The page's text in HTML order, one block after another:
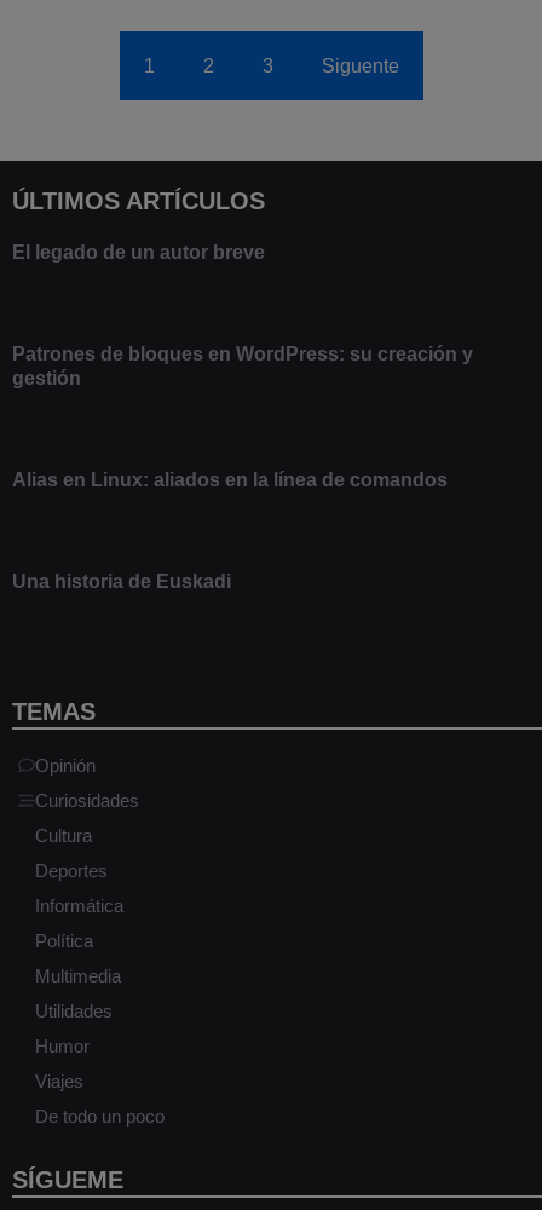
1 2 3 Siguente
ÚLTIMOS ARTÍCULOS
El legado de un autor breve
Patrones de bloques en WordPress: su creación y
gestión
Alias en Linux: aliados en la línea de comandos
Una historia de Euskadi
TEMAS
Opinión
Curiosidades
Cultura
Deportes
Informática
Política
Multimedia
Utilidades
Humor
Viajes
De todo un poco
SÍGUEME